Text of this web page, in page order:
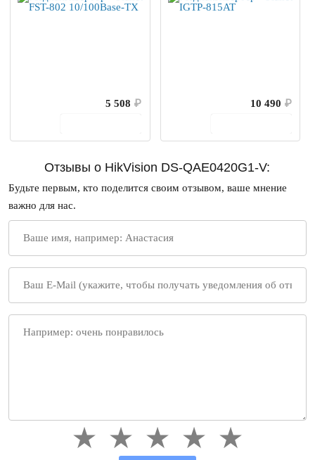
5 508 ₽
10 490 ₽
Отзывы о HikVision DS-QAE0420G1-V:
Будьте первым, кто поделится своим отзывом, ваше мнение
важно для нас.